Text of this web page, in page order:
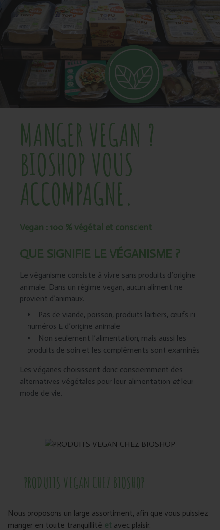
MANGER VEGAN ?
BIOSHOP VOUS
ACCOMPAGNE.
Vegan : 100 % végétal et conscient
QUE SIGNIFIE LE VÉGANISME ?
Le véganisme consiste à vivre sans produits d’origine
animale. Dans un régime vegan, aucun aliment ne
provient d’animaux.
Pas de viande, poisson, produits laitiers, œufs ni
numéros E d’origine animale
Non seulement l’alimentation, mais aussi les
produits de soin et les compléments sont examinés
Les véganes choisissent donc consciemment des
alternatives végétales pour leur alimentation etleur
mode de vie.
PRODUITS VEGAN CHEZ BIOSHOP
Nous proposons un large assortiment, afin que vous puissiez
manger en toute tranquillité et avec plaisir.